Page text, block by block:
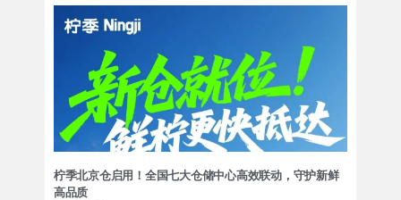
柠季北京仓启用！全国七大仓储中心高效联动，守护新鲜
高品质